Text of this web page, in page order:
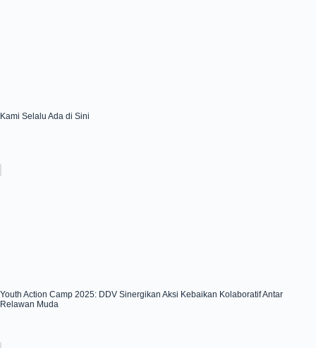
Kami Selalu Ada di Sini
Youth Action Camp 2025: DDV Sinergikan Aksi Kebaikan Kolaboratif Antar
Relawan Muda